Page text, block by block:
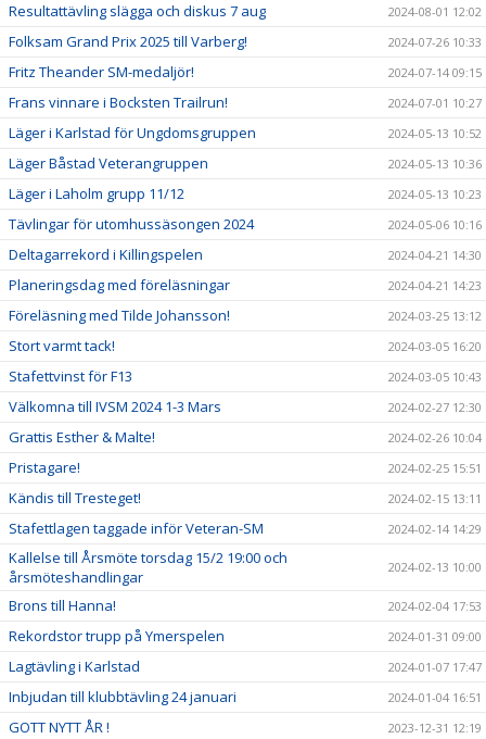
Resultattävling slägga och diskus 7 aug 2024-08-01 12:02
Folksam Grand Prix 2025 till Varberg! 2024-07-26 10:33
Fritz Theander SM-medaljör! 2024-07-14 09:15
Frans vinnare i Bocksten Trailrun! 2024-07-01 10:27
Läger i Karlstad för Ungdomsgruppen 2024-05-13 10:52
Läger Båstad Veterangruppen 2024-05-13 10:36
Läger i Laholm grupp 11/12 2024-05-13 10:23
Tävlingar för utomhussäsongen 2024 2024-05-06 10:16
Deltagarrekord i Killingspelen 2024-04-21 14:30
Planeringsdag med föreläsningar 2024-04-21 14:23
Föreläsning med Tilde Johansson! 2024-03-25 13:12
Stort varmt tack! 2024-03-05 16:20
Stafettvinst för F13 2024-03-05 10:43
Välkomna till IVSM 2024 1-3 Mars 2024-02-27 12:30
Grattis Esther & Malte! 2024-02-26 10:04
Pristagare! 2024-02-25 15:51
Kändis till Tresteget! 2024-02-15 13:11
Stafettlagen taggade inför Veteran-SM 2024-02-14 14:29
Kallelse till Årsmöte torsdag 15/2 19:00 och
årsmöteshandlingar
2024-02-13 10:00
Brons till Hanna! 2024-02-04 17:53
Rekordstor trupp på Ymerspelen 2024-01-31 09:00
Lagtävling i Karlstad 2024-01-07 17:47
Inbjudan till klubbtävling 24 januari 2024-01-04 16:51
GOTT NYTT ÅR ! 2023-12-31 12:19